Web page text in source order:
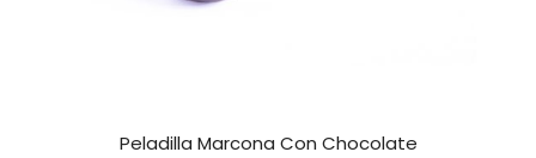
Peladilla Marcona Con Chocolate